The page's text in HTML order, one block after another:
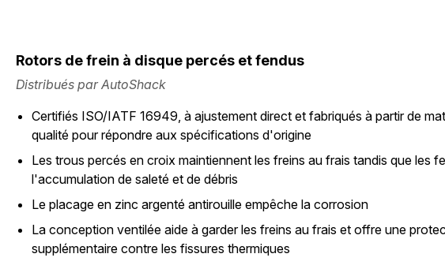
Rotors de frein à disque percés et fendus
Distribués par AutoShack
Certifiés ISO/IATF 16949, à ajustement direct et fabriqués à partir de
qualité pour répondre aux spécifications d'origine
Les trous percés en croix maintiennent les freins au frais tandis que les
l'accumulation de saleté et de débris
Le placage en zinc argenté antirouille empêche la corrosion
La conception ventilée aide à garder les freins au frais et offre une
supplémentaire contre les fissures thermiques